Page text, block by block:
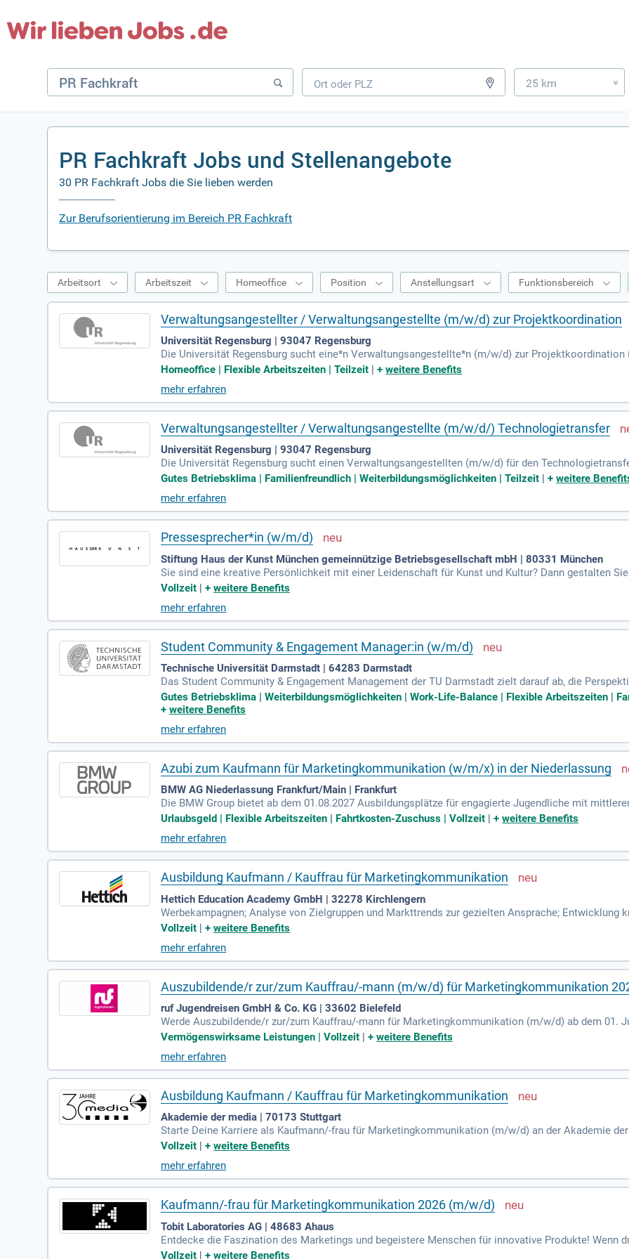
25 km »
PR Fachkraft Jobs und Stellenangebote
30 PR Fachkraft Jobs die Sie lieben werden
Zur Berufsorientierung im Bereich PR Fachkraft
Arbeitsort Arbeitszeit Homeoffice Position Anstellungsart Funktionsbereich
Verwaltungsangestellter / Verwaltungsangestellte (m/w/d) zur Projektkoordination
Universität Regensburg | 93047 Regensburg
Die Universität Regensburg sucht eine*n Verwaltungsangestellte*n (m/w/d) zur Projektkoordination
entrale Einrichtung fördert den interdisziplinären Dialog mit Fokus auf Mittelost-, Ost- und
ojektmanagement-Erfahrung und exzellente Kommunikationsfähigkeiten mitbringen. Zudem sind
Kenntnisse einer Sprache Mittel- oder Osteuropas von Vorteil. Nutzen Sie die Chance auf eine
Homeoffice | Flexible Arbeitszeiten | Teilzeit |+weitere Benefits
mehr erfahren
Verwaltungsangestellter / Verwaltungsangestellte (m/w/d/) Technologietransfer
Universität Regensburg | 93047 Regensburg
Die Universität Regensburg sucht einen Verwaltungsangestellten (m/w/d) für den
2026 profitieren Sie von einer verantwortungsvollen Vollzeitstelle in einem modernen, kollegialen
chlossenes Hochschulstudium und Erfahrung im Wissenstransfer oder ähnlichen Bereichen. Wir
mit attraktiven Sozialleistungen und Weiterbildungsmöglichkeiten. Bewerben Sie sich jetzt und
Gutes Betriebsklima | Familienfreundlich | Weiterbildungsmöglichkeiten | Teilzeit |+weitere
mehr erfahren
Pressesprecher*in (w/m/d)
Stiftung Haus der Kunst München gemeinnützige Betriebsgesellschaft mbH | 80331 München
Sie sind eine kreative Persönlichkeit mit einer Leidenschaft für Kunst und Kultur? Dann gestalten
mierten Kunsthauses! Sie übernehmen die Presse- und Medienarbeit, arbeiten eng mit der
utzen Sie Ihre strategischen Denkfähigkeiten und Ihr Gespür für kulturelle Diskurse, um das Profil
inem unbefristeten Arbeitsverhältnis in einem inspirierenden Umfeld und über 30 Tagen Urlaub!
Vollzeit |+weitere Benefits
mehr erfahren
Student Community & Engagement Manager:in (w/m/d)
Technische Universität Darmstadt | 64283 Darmstadt
Das Student Community & Engagement Management der TU Darmstadt zielt darauf ab, die
ommunikation einzubringen. Dadurch wird die Studierendenbindung und Identifikation mit der
st zunächst auf zwei Jahre befristet. Während dieser Zeit wird ein strukturiertes Engagement-
des Aufgabenfeldes basierend auf den gesammelten Ergebnissen und Erfahrungen.
Gutes Betriebsklima | Weiterbildungsmöglichkeiten | Work-Life-Balance | Flexible Arbeitszeiten |
+weitere Benefits
mehr erfahren
Azubi zum Kaufmann für Marketingkommunikation (w/m/x) in der Niederlassung
BMW AG Niederlassung Frankfurt/Main | Frankfurt
Die BMW Group bietet ab dem 01.08.2027 Ausbildungsplätze für engagierte Jugendliche mit
Recruiting-Entscheidungen basieren auf den individuellen Fähigkeiten und Erfahrungen der
Förderung und vielen Entwicklungsmöglichkeiten. Genieße zudem attraktive Vorteile wie Azubi-
ünstigte Wohnheime in München. Entdecke die spannenden Aufgaben und Vorteile im Detail unter
Urlaubsgeld | Flexible Arbeitszeiten | Fahrtkosten-Zuschuss | Vollzeit |+weitere Benefits
mehr erfahren
Ausbildung Kaufmann / Kauffrau für Marketingkommunikation
Hettich Education Academy GmbH | 32278 Kirchlengern
Werbekampagnen; Analyse von Zielgruppen und Markttrends zur gezielten Ansprache; Entwicklung
nikationskanäle; Zusammenarbeit mit Agenturen, Kunden und Dienstleistern; Unterstützung bei der
Vollzeit |+weitere Benefits
mehr erfahren
Auszubildende/r zur/zum Kauffrau/-mann (m/w/d) für Marketingkommunikation
ruf Jugendreisen GmbH & Co. KG | 33602 Bielefeld
Werde Auszubildende/r zur/zum Kauffrau/-mann für Marketingkommunikation (m/w/d) ab dem 01.
usbildung mit umfangreichen Entwicklungsmöglichkeiten und hervorragenden
mit Kreativzonen und unserem Café Liebefeld. Erlebe eine einzigartige Unternehmenskultur, flache
mmenhalt. Nimm an aufregenden Betriebsausflügen und einem umfassenden Teamer:innen-
ergütung, Zuschüsse zur Altersvorsorge, ein Fitness-Studio-Abo sowie ein Deutschlandticket für
Vermögenswirksame Leistungen | Vollzeit |+weitere Benefits
mehr erfahren
Ausbildung Kaufmann / Kauffrau für Marketingkommunikation
Akademie der media | 70173 Stuttgart
Starte Deine Karriere als Kaufmann/-frau für Marketingkommunikation (m/w/d) an der Akademie
rwartet Dich ein umfassendes Programm von Werbung über Social Media bis hin zu
deren Wirkung zu analysieren. Mit den erworbenen Fähigkeiten bist Du bestens für die kreative
vität und Kommunikationsstärke auszuleben – bewirb Dich noch heute!
Vollzeit |+weitere Benefits
mehr erfahren
Kaufmann/-frau für Marketingkommunikation 2026 (m/w/d)
Tobit Laboratories AG | 48683 Ahaus
Entdecke die Faszination des Marketings und begeistere Menschen für innovative Produkte! Wenn
nd mit KI, IoT und ID umgehen kannst, dann wartet eine spannende Ausbildung der
Vollzeit |+weitere Benefits